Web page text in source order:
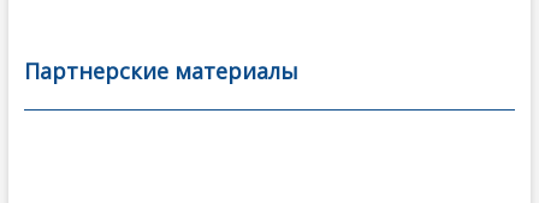
b
o
er l
а
в
Партнерские материалы